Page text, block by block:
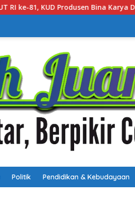
Sinunukan V mengadakan
Politik Pendidikan & Kebudayaan